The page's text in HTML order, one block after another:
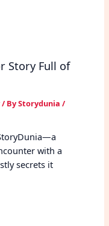
Story Full of
/ ByStorydunia /
with a
secrets it